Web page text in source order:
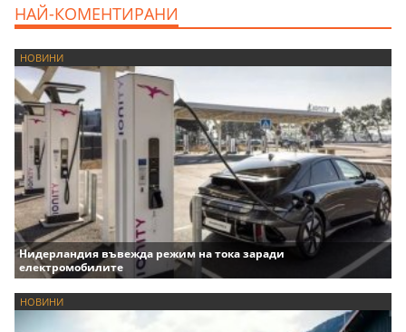
НАЙ-КОМЕНТИРАНИ
НОВИНИ
Нидерландия въвежда режим на тока заради
електромобилите
НОВИНИ